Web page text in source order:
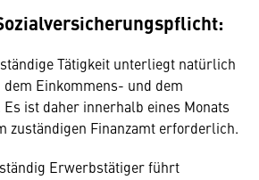
Tätigkeit unterliegt natürlich
Einkommens- und dem
ist daher innerhalb eines Monats
zuständigen Finanzamt erforderlich.
Erwerbstätiger führt